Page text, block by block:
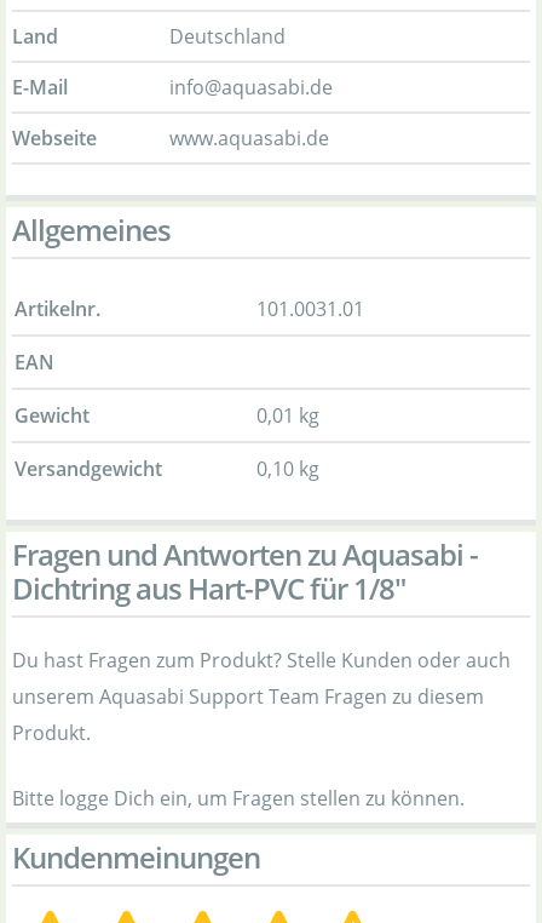
Land
Deutschland
E-Mail
info@aquasabi.de
Webseite
www.aquasabi.de
Allgemeines
Artikelnr.
101.0031.01
EAN
Gewicht
0,01 kg
Versandgewicht
0,10 kg
Fragen und Antworten zu Aquasabi -
Dichtring aus Hart-PVC für 1/8"
Du hast Fragen zum Produkt? Stelle Kunden oder auch
unserem Aquasabi Support Team Fragen zu diesem
Produkt.
Bitte logge Dich ein, um Fragen stellen zu können.
Kundenmeinungen